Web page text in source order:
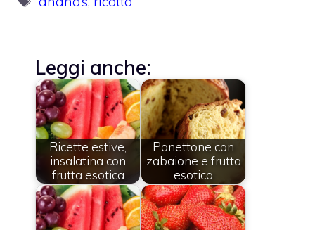
Leggi anche:
Ricette estive,
insalatina con
frutta esotica
Panettone con
zabaione e frutta
esotica